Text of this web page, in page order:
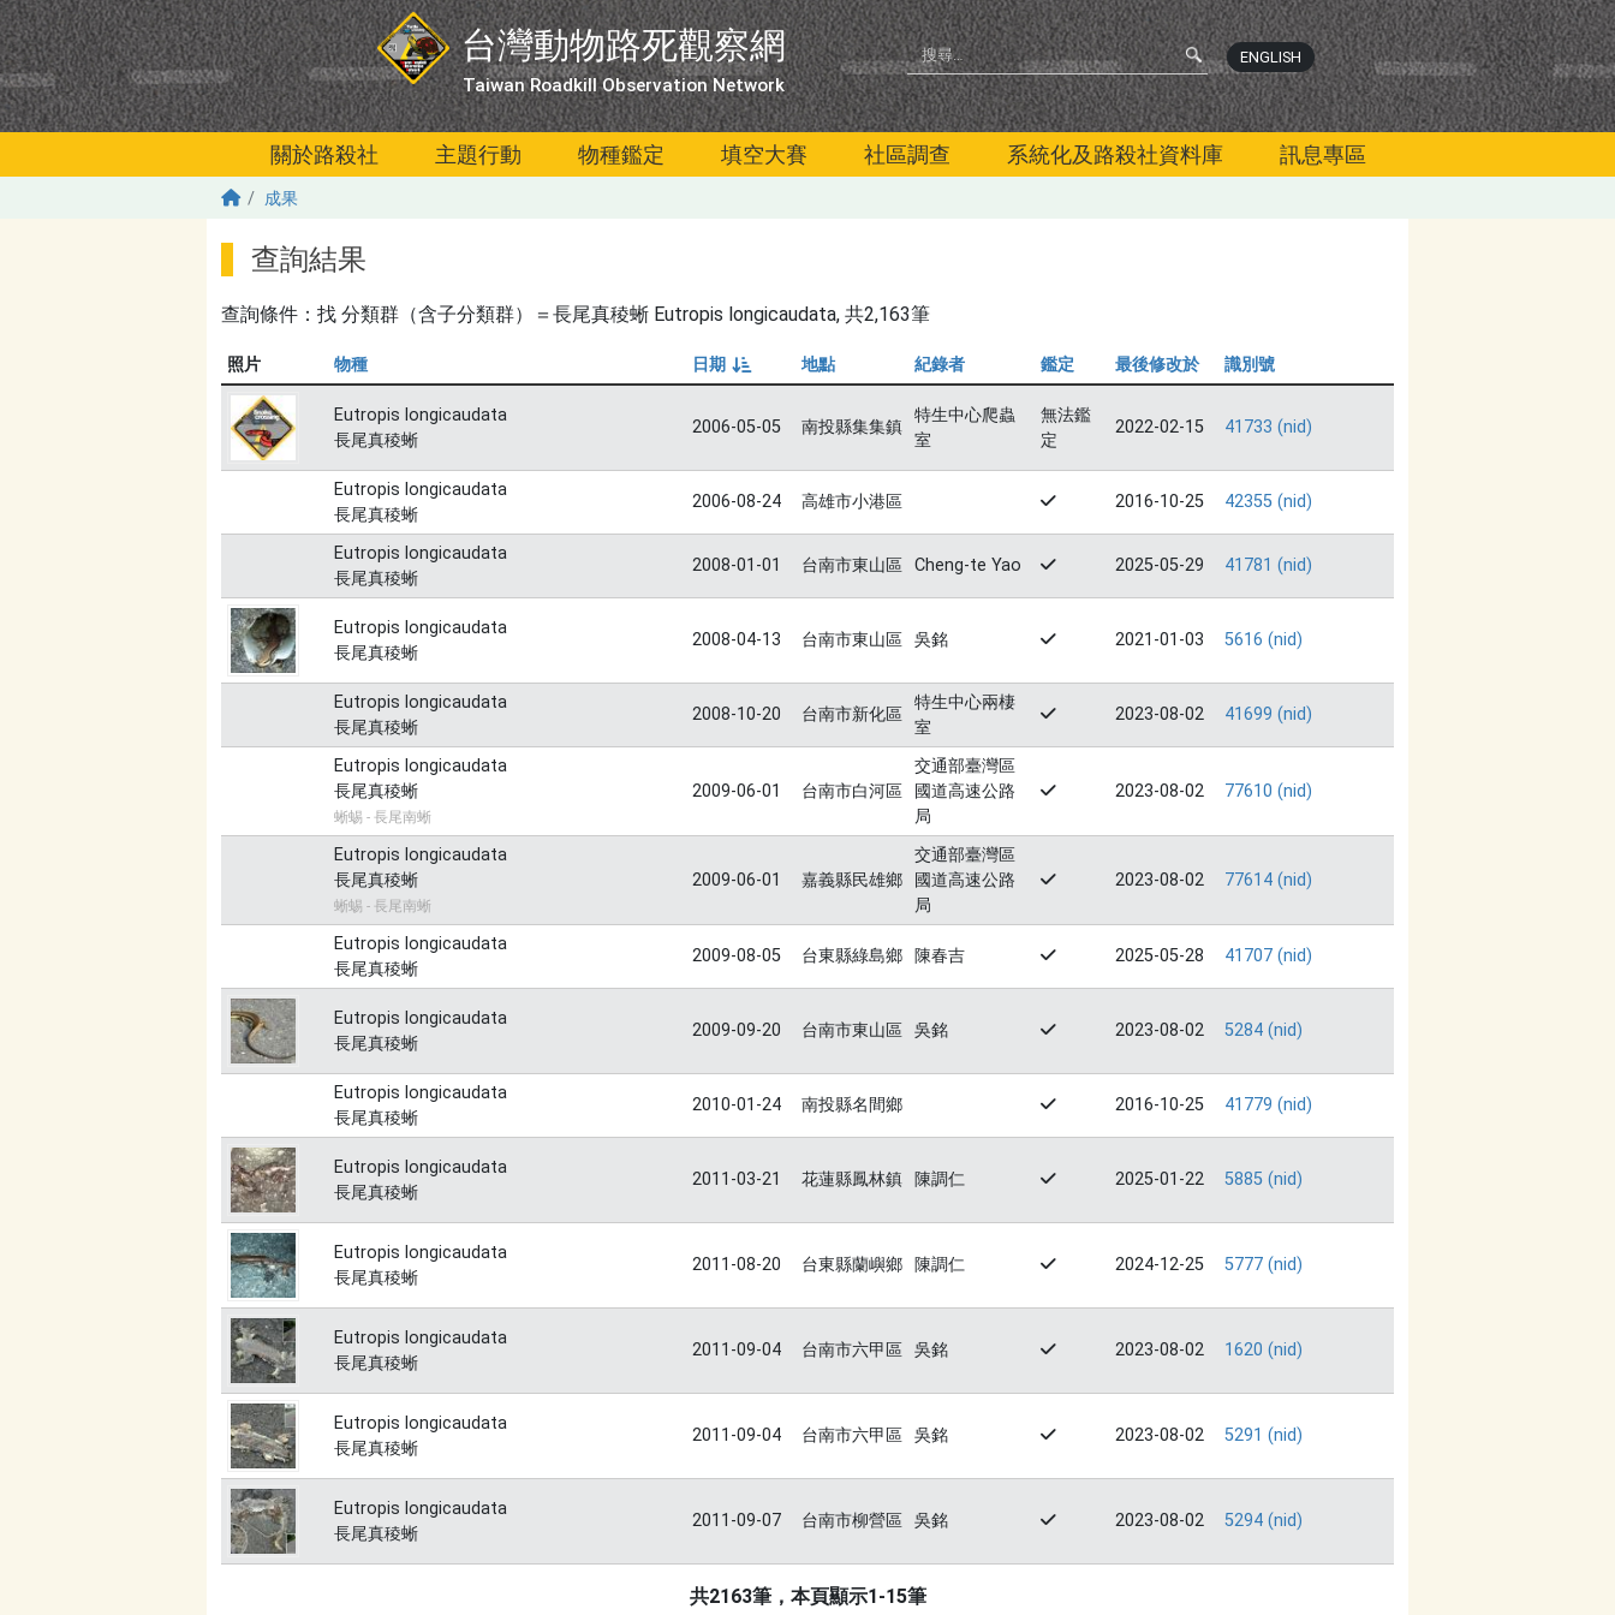
移至主內容
台灣動物路死觀察網
Taiwan Roadkill Observation Network
ENGLISH
關於路殺社 主題行動 物種鑑定 填空大賽 社區調查 系統化及路殺社資料庫 訊息專區
成果
查詢結果
查詢條件：找 分類群（含子分類群）＝長尾真稜蜥 Eutropis longicaudata, 共2,163筆
照片 物種
日期
由小到大
地點 紀錄者 鑑定 最後修改於 識別號
Eutropis longicaudata
長尾真稜蜥
2006-05-05 南投縣集集鎮
特生中心爬蟲
室
無法鑑
定
2022-02-15 41733 (nid)
Eutropis longicaudata
長尾真稜蜥
2006-08-24 高雄市小港區 2016-10-25 42355 (nid)
Eutropis longicaudata
長尾真稜蜥
2008-01-01 台南市東山區 Cheng-te Yao 2025-05-29 41781 (nid)
Eutropis longicaudata
長尾真稜蜥
2008-04-13 台南市東山區 吳銘 2021-01-03 5616 (nid)
Eutropis longicaudata
長尾真稜蜥
2008-10-20 台南市新化區
特生中心兩棲
室
2023-08-02 41699 (nid)
Eutropis longicaudata
長尾真稜蜥
蜥蜴 - 長尾南蜥
2009-06-01 台南市白河區
交通部臺灣區
國道高速公路
局
2023-08-02 77610 (nid)
Eutropis longicaudata
長尾真稜蜥
蜥蜴 - 長尾南蜥
2009-06-01 嘉義縣民雄鄉
交通部臺灣區
國道高速公路
局
2023-08-02 77614 (nid)
Eutropis longicaudata
長尾真稜蜥
2009-08-05 台東縣綠島鄉 陳春吉 2025-05-28 41707 (nid)
Eutropis longicaudata
長尾真稜蜥
2009-09-20 台南市東山區 吳銘 2023-08-02 5284 (nid)
Eutropis longicaudata
長尾真稜蜥
2010-01-24 南投縣名間鄉 2016-10-25 41779 (nid)
Eutropis longicaudata
長尾真稜蜥
2011-03-21 花蓮縣鳳林鎮 陳調仁 2025-01-22 5885 (nid)
Eutropis longicaudata
長尾真稜蜥
2011-08-20 台東縣蘭嶼鄉 陳調仁 2024-12-25 5777 (nid)
Eutropis longicaudata
長尾真稜蜥
2011-09-04 台南市六甲區 吳銘 2023-08-02 1620 (nid)
Eutropis longicaudata
長尾真稜蜥
2011-09-04 台南市六甲區 吳銘 2023-08-02 5291 (nid)
Eutropis longicaudata
長尾真稜蜥
2011-09-07 台南市柳營區 吳銘 2023-08-02 5294 (nid)
共2163筆，本頁顯示1-15筆